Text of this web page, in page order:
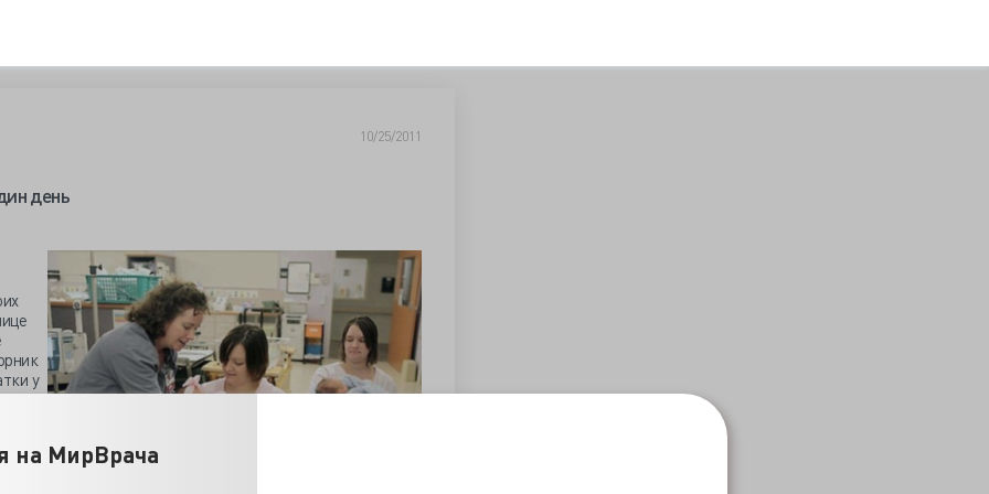
на МирВрача
10/25/2011
день
у